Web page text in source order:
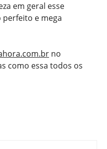
em geral esse
e mega
no
como essa todos os